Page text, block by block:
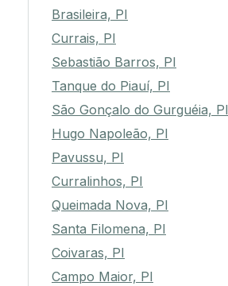
Brasileira, PI
Currais, PI
Sebastião Barros, PI
Tanque do Piauí, PI
São Gonçalo do Gurguéia, PI
Hugo Napoleão, PI
Pavussu, PI
Curralinhos, PI
Queimada Nova, PI
Santa Filomena, PI
Coivaras, PI
Campo Maior, PI